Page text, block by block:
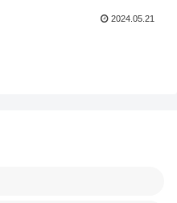
2024.05.21